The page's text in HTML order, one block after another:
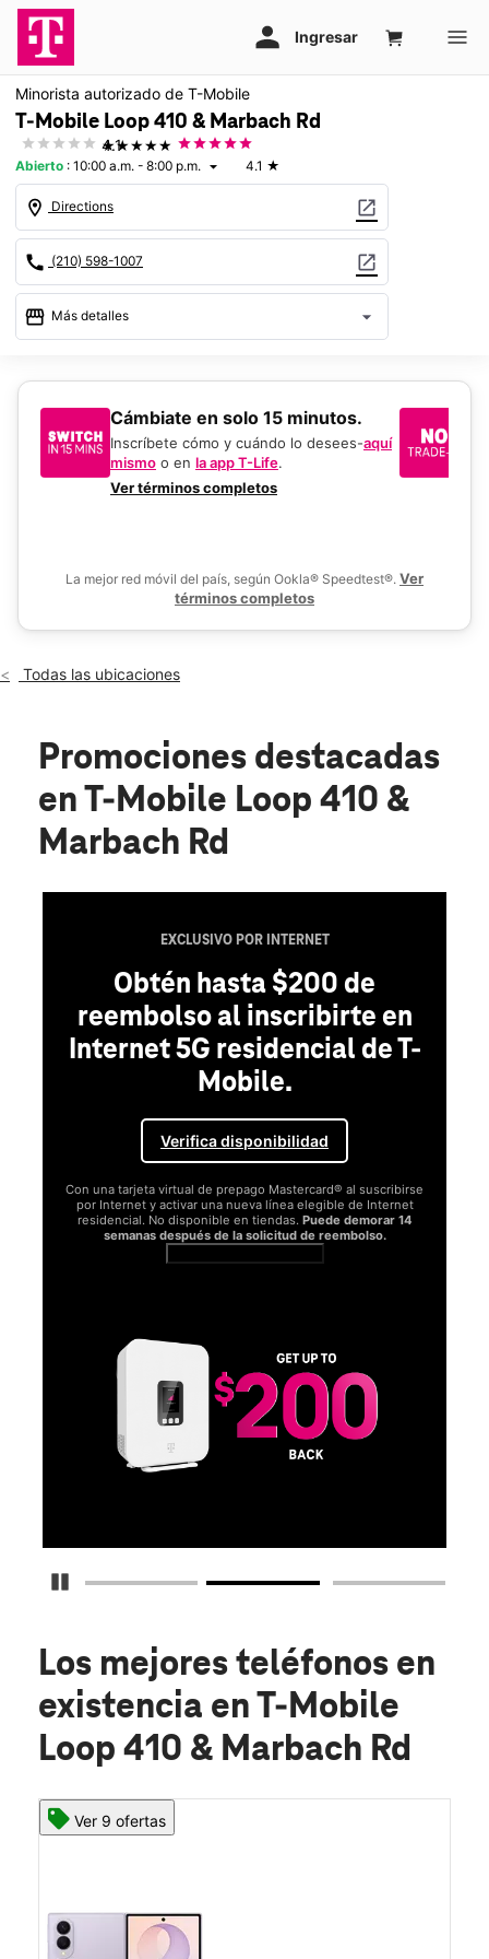
Minorista autorizado de T-Mobile
T-Mobile Loop 410 & Marbach Rd
★★★★★
4.1
Abierto : 10:00 a.m. - 8:00 p.m. arrow_drop_down 4.1 ★
location_on Directions open_in_new
call (210) 598-1007 open_in_new
storefront Más detalles arrow_drop_down
Dom.:12:00 p.m. a 6:00 p.m.
Lun.:
10:00 a.m. a 8:00 p.m.
Mar.: 10:00 a.m. a 8:00 p.m.
Mié.:10:00 a.m. a 8:00 p.m.
10:00 a.m. a 8:00 p.m.
​​​​​​​Cámbiate en solo 15 minutos.
Inscríbete cómo y cuándo lo desees-aquí
mismo o en la app T-Life.
Ver términos completos
La mejor red móvil del país, según Ookla® Speedtest®. Ver
términos completos
Todas las ubicaciones
Promociones destacadas
en T-Mobile Loop 410 &
Marbach Rd
Detener carrusel
EXCLUSIVO POR INTERNET
Obtén hasta $200 de
reembolso al inscribirte en
Internet 5G residencial de T-
Mobile.
Verifica disponibilidad
Con una tarjeta virtual de prepago Mastercard® al suscribirse
por Internet y activar una nueva línea elegible de Internet
residencial. No disponible en tiendas. Puede demorar 14
semanas después de la solicitud de reembolso.
Los mejores teléfonos en
existencia en T-Mobile
Loop 410 & Marbach Rd
Ver 9 ofertas